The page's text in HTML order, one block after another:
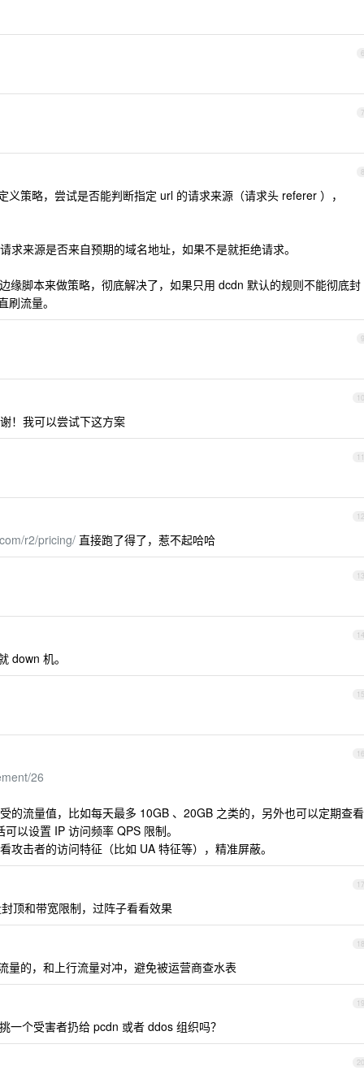
6
7
8
策略，尝试是否能判断指定 url 的请求来源（请求头 referer ），
求来源是否来自预期的域名地址，如果不是就拒绝请求。
缘脚本来做策略，彻底解决了，如果只用 dcdn 默认的规则不能彻底封
流量。
9
10
！我可以尝试下这方案
11
12
r2/pricing/ 直接跑了得了，惹不起哈哈
13
14
down 机。
15
16
26
的流量值，比如每天最多 10GB 、20GB 之类的，另外也可以定期查看
以设置 IP 访问频率 QPS 限制。
攻击者的访问特征（比如 UA 特征等），精准屏蔽。
17
顶和带宽限制，过阵子看看效果
18
量的，和上行流量对冲，避免被运营商查水表
19
一个受害者扔给 pcdn 或者 ddos 组织吗？
20